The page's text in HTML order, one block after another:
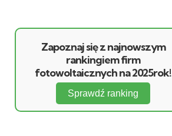
Zapoznaj się z najnowszym
rankingiem firm
fotowoltaicznych na 2025rok!
Sprawdź ranking